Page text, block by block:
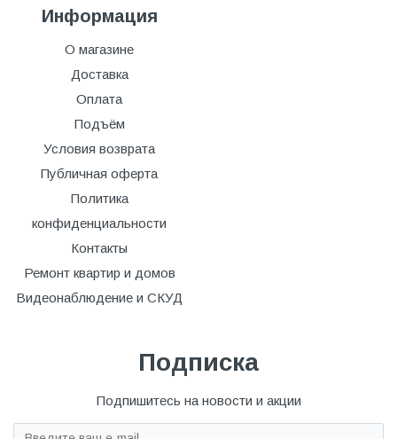
Информация
О магазине
Доставка
Оплата
Подъём
Условия возврата
Публичная оферта
Политика
конфиденциальности
Контакты
Ремонт квартир и домов
Видеонаблюдение и СКУД
Подписка
Подпишитесь на новости и акции